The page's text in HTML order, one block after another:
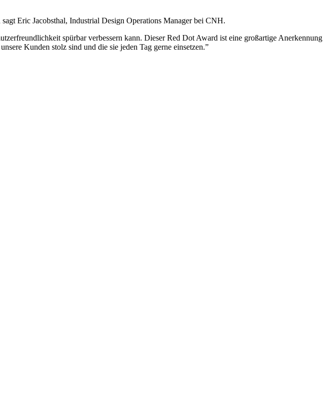
Eric Jacobsthal, Industrial Design Operations Manager bei CNH.
spürbar verbessern kann. Dieser Red Dot Award ist eine großartige Anerkennung
Kunden stolz sind und die sie jeden Tag gerne einsetzen.”